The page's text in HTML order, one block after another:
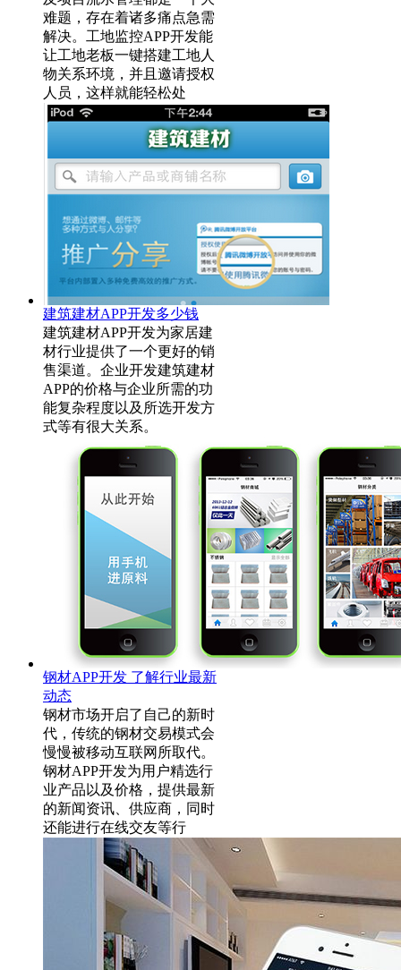
难题，存在着诸多痛点急需
解决。工地监控APP开发能
让工地老板一键搭建工地人
物关系环境，并且邀请授权
人员，这样就能轻松处
建筑建材APP开发多少钱
建筑建材APP开发为家居建
材行业提供了一个更好的销
售渠道。企业开发建筑建材
APP的价格与企业所需的功
能复杂程度以及所选开发方
式等有很大关系。
钢材APP开发 了解行业最新
动态
钢材市场开启了自己的新时
代，传统的钢材交易模式会
慢慢被移动互联网所取代。
钢材APP开发为用户精选行
业产品以及价格，提供最新
的新闻资讯、供应商，同时
还能进行在线交友等行